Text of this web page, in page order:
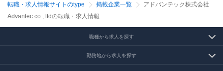
転職・求人情報サイトのtype 掲載企業一覧
アドバンテック株式会社
Advantec co., ltdの転職・求人情報
職種から求人を探す
勤務地から求人を探す